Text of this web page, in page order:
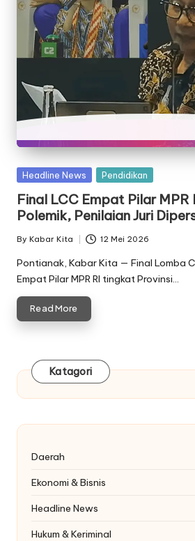
Posted
Headline News Pendidikan
Final LCC Empat Pilar MPR
Polemik, Penilaian Juri
Posted
by
By Kabar Kita 12 Mei 2026
Pontianak, Kabar Kita — Final Lomba
Empat Pilar MPR RI tingkat Provinsi…
Read More
Katagori
Daerah
Ekonomi & Bisnis
Headline News
Hukum & Keriminal